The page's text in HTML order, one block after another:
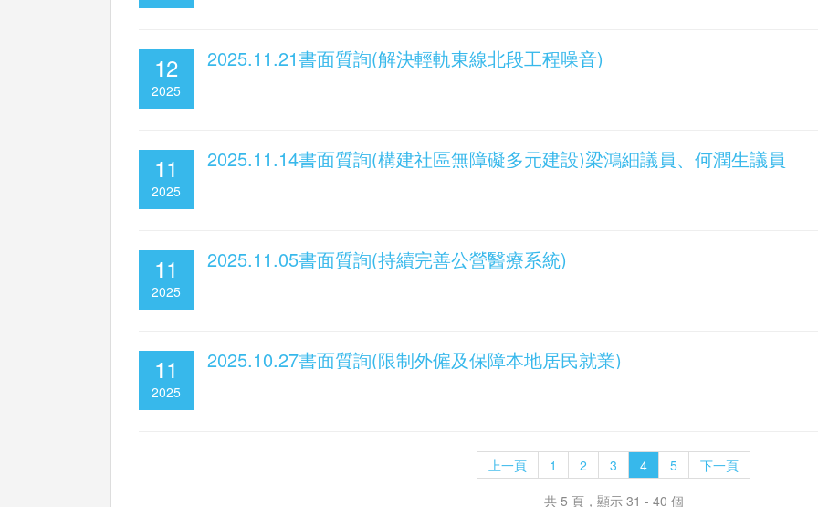
12
2025
2025.11.21書面質詢(解決輕軌東線北段工程噪音)
11
2025
2025.11.14書面質詢(構建社區無障礙多元建設)梁鴻細議員、何潤生議員
11
2025
2025.11.05書面質詢(持續完善公營醫療系統)
11
2025
2025.10.27書面質詢(限制外僱及保障本地居民就業)
上一頁 1 2 3 4 5
下一頁
共 5 頁，顯示 31 - 40 個